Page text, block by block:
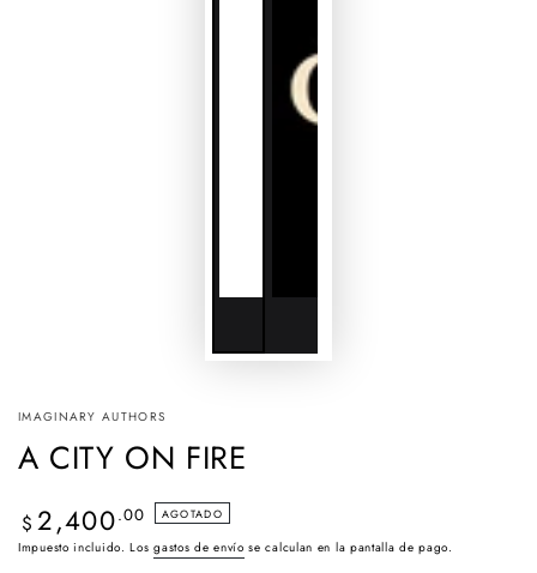
IMAGINARY AUTHORS
A CITY ON FIRE
Precio
regular
$ 2,400.00 AGOTADO
Impuesto incluido. Losgastos de envío se calculan en la pantalla de pago.